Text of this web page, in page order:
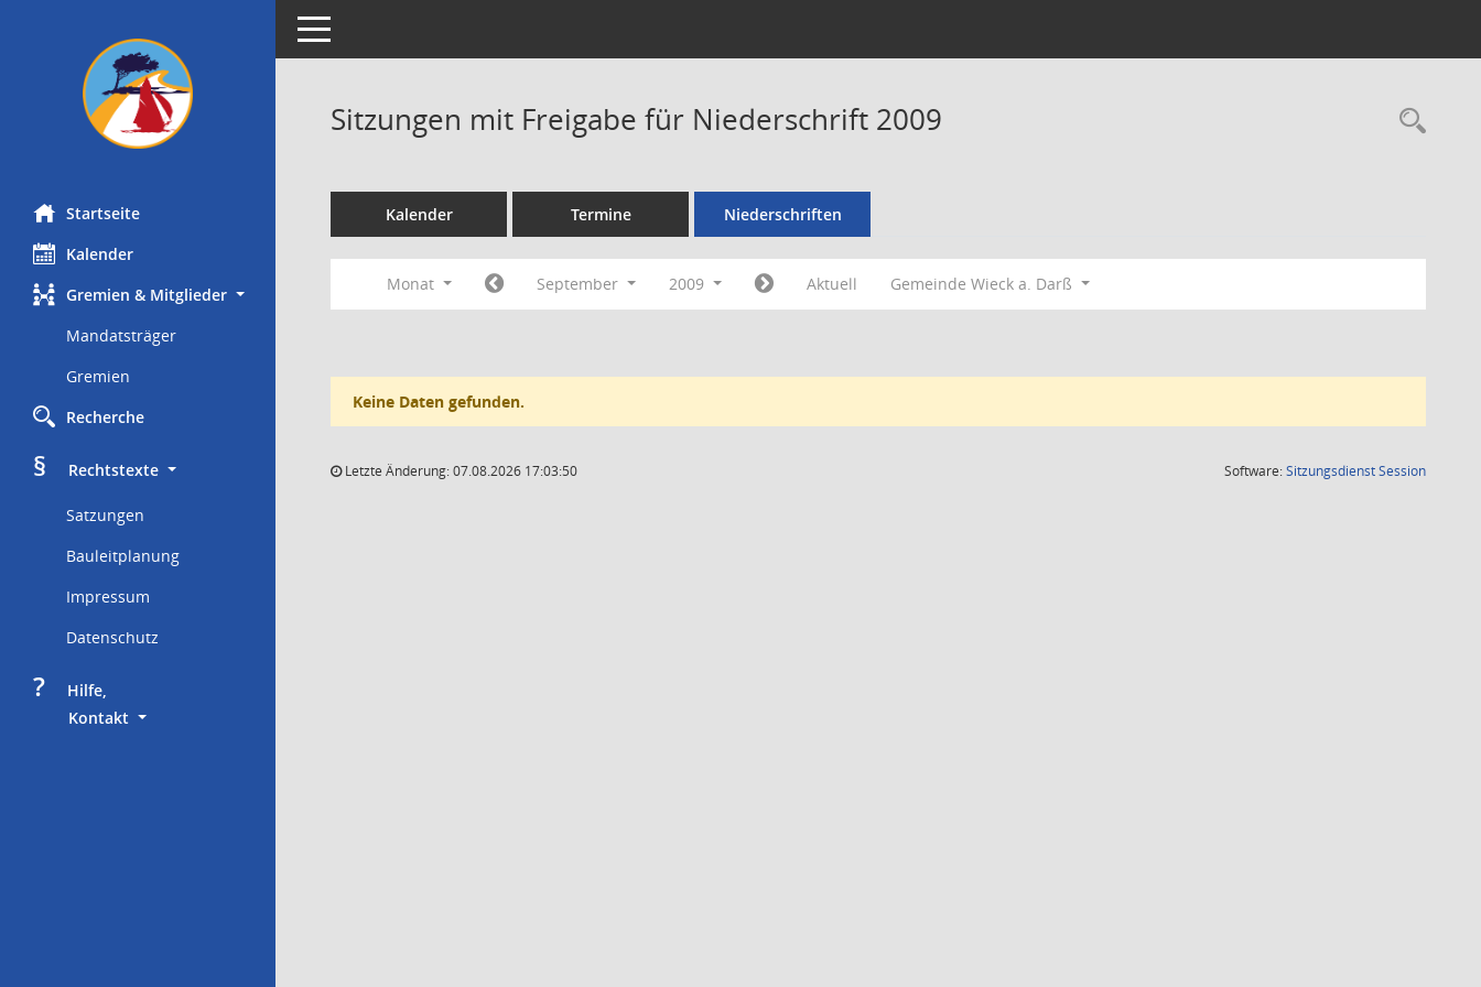
Startseite
Kalender
Gremien & Mitglieder
Mandatsträger
Gremien
Recherche
§
     Rechtstexte
Satzungen
Bauleitplanung
Impressum
Datenschutz
?
     Hilfe,
Kontakt
Toggle navigation
Sitzungen mit Freigabe für Niederschrift 2009
Kalender Termine Niederschriften
Monat September 2009 Aktuell Gemeinde Wieck a. Darß
Keine Daten gefunden.
Letzte Änderung: 07.08.2026 17:03:50 Software:SitzungsdienstSession(Wird in